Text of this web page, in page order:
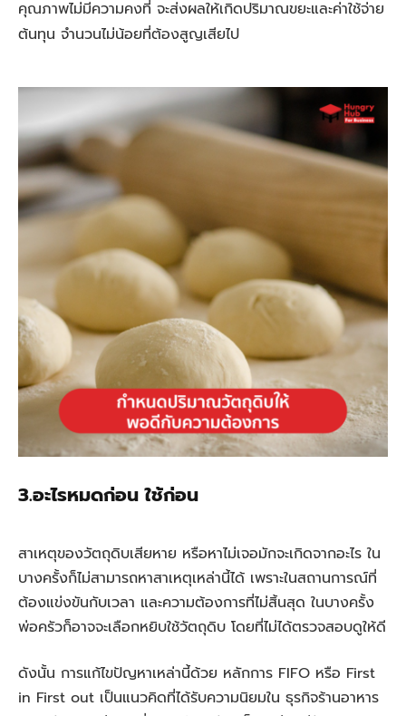
คุณภาพไม่มีความคงที่ จะส่งผลให้เกิดปริมาณขยะและค่าใช้จ่าย
ต้นทุน จำนวนไม่น้อยที่ต้องสูญเสียไป
3.อะไรหมดก่อน ใช้ก่อน
สาเหตุของวัตถุดิบเสียหาย หรือหาไม่เจอมักจะเกิดจากอะไร ใน
บางครั้งก็ไม่สามารถหาสาเหตุเหล่านี้ได้ เพราะในสถานการณ์ที่
ต้องแข่งขันกับเวลา และความต้องการที่ไม่สิ้นสุด ในบางครั้ง
พ่อครัวก็อาจจะเลือกหยิบใช้วัตถุดิบ โดยที่ไม่ได้ตรวจสอบดูให้ดี
ดังนั้น การแก้ไขปัญหาเหล่านี้ด้วย หลักการ FIFO หรือ First
in First out เป็นแนวคิดที่ได้รับความนิยมใน ธุรกิจร้านอาหาร